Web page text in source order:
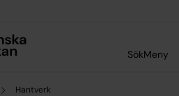
SökMeny
Hantverk